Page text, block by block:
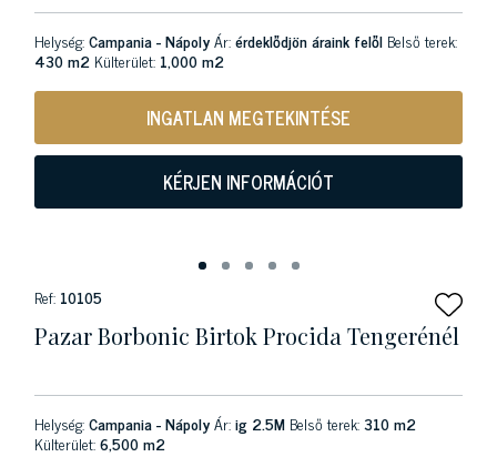
Helység:Campania - NápolyÁr:érdeklődjön áraink felől Belső terek:
430 m2 Külterület: 1,000 m2
INGATLAN MEGTEKINTÉSE
KÉRJEN INFORMÁCIÓT
Ref: 10105
Pazar Borbonic Birtok Procida Tengerénél
Helység:Campania - NápolyÁr:ig 2.5M Belső terek:310 m2
Külterület:6,500 m2